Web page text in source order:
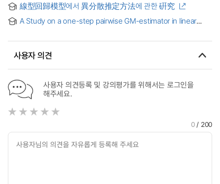
線型回歸模型에서 異分散推定方法에 관한 硏究
A Study on a one-step pairwise GM-estimator in linear
사용자 의견
사용자 의견등록 및 강의평가를 위해서는 로그인을
해주세요.
0/ 200